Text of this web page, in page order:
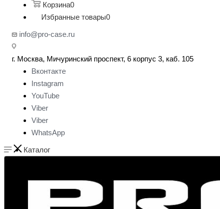
Корзина0
Избранные товары0
info@pro-case.ru
г. Москва, Мичуринский проспект, 6 корпус 3, каб. 105
Вконтакте
Instagram
YouTube
Viber
Viber
WhatsApp
Каталог